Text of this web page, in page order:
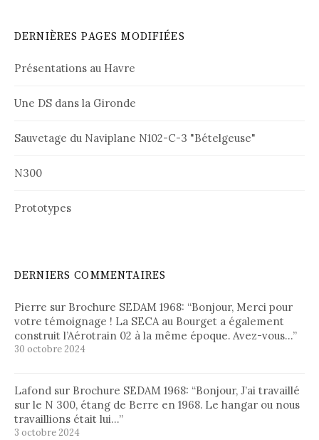
DERNIÈRES PAGES MODIFIÉES
Présentations au Havre
Une DS dans la Gironde
Sauvetage du Naviplane N102-C-3 "Bételgeuse"
N300
Prototypes
DERNIERS COMMENTAIRES
Pierre sur Brochure SEDAM 1968: “Bonjour, Merci pour
votre témoignage ! La SECA au Bourget a également
construit l’Aérotrain 02 à la même époque. Avez-vous…”
30 octobre 2024
Lafond sur Brochure SEDAM 1968: “Bonjour, J’ai travaillé
sur le N 300, étang de Berre en 1968. Le hangar ou nous
travaillions était lui…”
3 octobre 2024